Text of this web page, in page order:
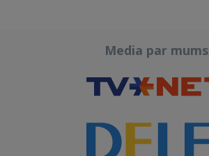
Media par mums